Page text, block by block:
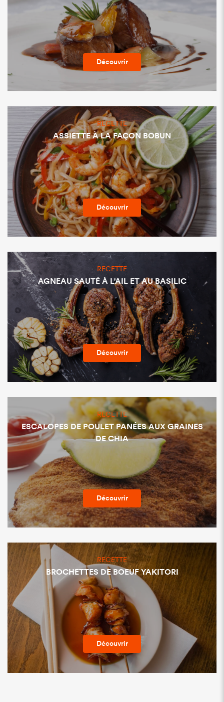
Découvrir
RECETTE
ASSIETTE À LA FAÇON BOBUN
Découvrir
RECETTE
AGNEAU SAUTÉ À L'AIL ET AU BASILIC
Découvrir
RECETTE
ESCALOPES DE POULET PANÉES AUX GRAINES
DE CHIA
Découvrir
RECETTE
BROCHETTES DE BOEUF YAKITORI
Découvrir